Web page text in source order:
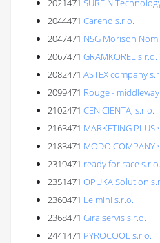
2021471 SURFIN
2044471 Careno s.r.o.
2047471 NSG Morison
2067471 GRAMKOREL s.r.o.
2082471 ASTEX company
2099471 Rouge -
2102471 CENICIENTA, s.r.o.
2163471 MARKETING PLUS
2183471 MODO COMPANY
2319471 ready for race s.r.o.
2351471 OPUKA Solution
2360471 Leimini s.r.o.
2368471 Gira servis s.r.o.
2441471 PYROCOOL s.r.o.